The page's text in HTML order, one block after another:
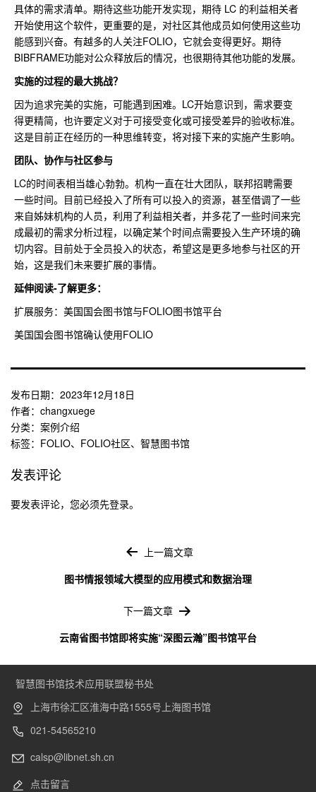
具体的需求清单。期待这些功能开发实现，期待 LC 的利益相关者
开始使用这个软件，更重要的是，对社区其他成员如何使用这些功
能感到兴奋。有越多的人关注FOLIO，它就会变得更好。期待
BIBFRAME功能对公众释放后的情况，也很期待其他功能的发展。
实施的过程的最大挑战？
因为追求完美的实施，可能遇到困难。LC开始意识到，需求要变
得更精简，也许要定义对于可接受变化或可接受差异的验收标准。
这是目前正在经历的一种思维转变，将对接下来的实施产生影响。
团队、协作与社区参与
LC的时间表相当雄心勃勃。机构一直在壮大团队，联邦招聘需要
一些时间。目前已经投入了所有可以投入的资源，甚至借调了一些
来自姊妹机构的人员，利用了利益相关者，并多花了一些时间来完
成最初的需求分析过程，以确定某个时间点需要投入生产环境的确
切内容。目前处于全员投入的状态，希望这是更多地参与社区的开
始，这是我们未来要扩展的事情。
延伸阅读-了解更多：
扩展服务：美国国会图书馆与FOLIO图书馆平台
美国国会图书馆确认使用FOLIO
发布日期： 2023年12月18日
作者： changxuege
分类： 案例介绍
标签： FOLIO、 FOLIO社区、 智慧图书馆
发表评论
要发表评论，您必须先登录。
上一篇文章
图书情报领域大模型的应用模式和数据治理
下一篇文章
云南省图书馆即将实施“深图云瀚”图书馆平台
智慧图书馆技术应用联盟秘书处
上海市徐汇区淮海中路1555号上海图书馆
021-54565210
calsp@libnet.sh.cn
点击留言